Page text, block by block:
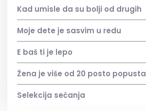
Kad umisle da su bolji od drugih
Moje dete je sasvim u redu
E baš ti je lepo
Žena je više od 20 posto popusta
Selekcija sećanja